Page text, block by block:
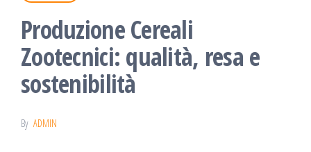
contenuto
Produzione Cereali
Zootecnici: qualità, resa e
sostenibilità
By ADMIN